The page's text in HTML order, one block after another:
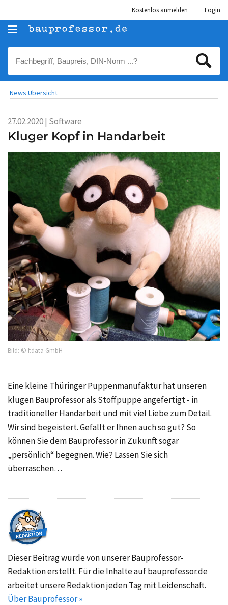
Kostenlos anmelden Login
News Übersicht
27.02.2020 | Software
Kluger Kopf in Handarbeit
Bild: © f:data GmbH
Eine kleine Thüringer Puppenmanufaktur hat unseren
klugen Bauprofessor als Stoffpuppe angefertigt - in
traditioneller Handarbeit und mit viel Liebe zum Detail.
Wir sind begeistert. Gefällt er Ihnen auch so gut? So
können Sie dem Bauprofessor in Zukunft sogar
„persönlich“ begegnen. Wie? Lassen Sie sich
überraschen…
Dieser Beitrag wurde von unserer Bauprofessor-
Redaktion erstellt. Für die Inhalte auf bauprofessor.de
arbeitet unsere Redaktion jeden Tag mit Leidenschaft.
Über Bauprofessor »